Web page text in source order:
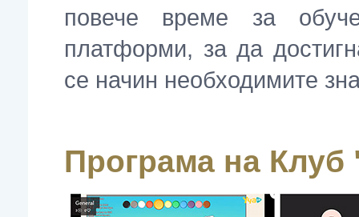
повече време за
платформи, за да
се начин необходимите
Програма на